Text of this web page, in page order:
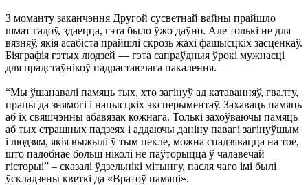
З моманту заканчэння Другой сусветнай вайны прайшло
шмат гадоў, здаецца, гэта было ўжо даўно. Але толькі не для
вязняў, якія асабіста прайшлі скрозь жахі фашысцкіх засценкаў.
Біяграфія гэтых людзей — гэта сапраўдныя ўрокі мужнасці
для прадстаўнікоў падрастаючага пакалення.
“Мы ўшанавалі памяць тых, хто загінуў ад катаванняў, гвалту,
працы да знямогі і нацысцкіх эксперыментаў. Захаваць памяць
аб іх свяшчэнны абавязак кожнага. Толькі захоўваючы памяць
аб тых страшных падзеях і аддаючы даніну павагі загінуўшым
і людзям, якія выжылі ў тым пекле, можна спадзявацца на тое,
што падобнае больш ніколі не паўторыцца ў чалавечай
гісторыі” – сказалі ўдзельнікі мітынгу, пасля чаго імі былі
ўскладзены кветкі да «Вратоў памяці».